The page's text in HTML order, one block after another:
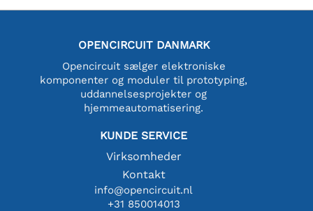
OPENCIRCUIT DANMARK
Opencircuit sælger elektroniske
komponenter og moduler til prototyping,
uddannelsesprojekter og
hjemmeautomatisering.
KUNDE SERVICE
Virksomheder
Kontakt
info@opencircuit.nl
+31 850014013